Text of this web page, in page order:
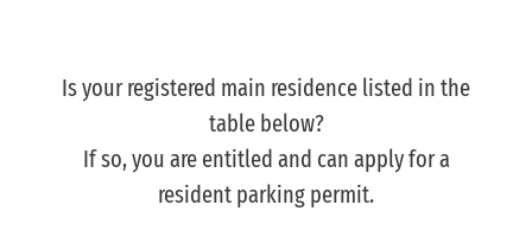
Is your registered main residence listed in the
table below?
If so, you are entitled and can apply for a
resident parking permit.